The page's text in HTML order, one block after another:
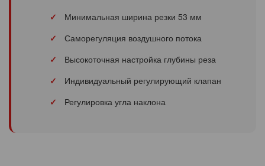
Минимальная ширина резки 53 мм
Саморегуляция воздушного потока
Высокоточная настройка глубины реза
Индивидуальный регулирующий клапан
Регулировка угла наклона